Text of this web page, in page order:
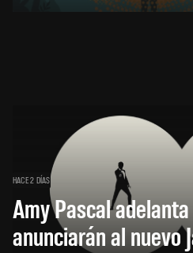
HACE 2 DÍAS
Amy Pascal
anunciarán al nuevo